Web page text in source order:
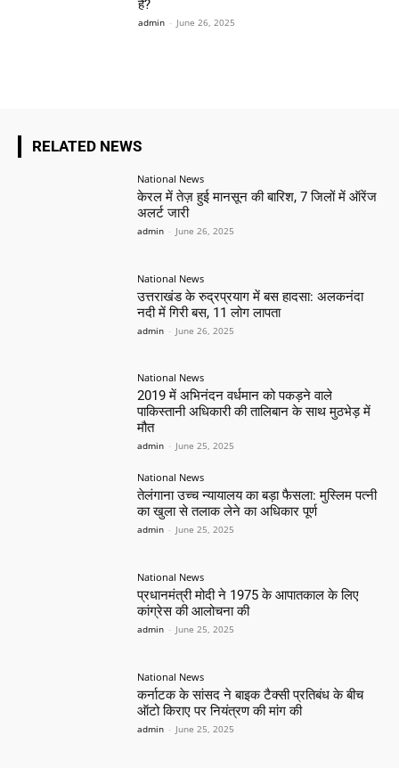
हैं?
admin - June 26, 2025
RELATED NEWS
National News
केरल में तेज़ हुई मानसून की बारिश, 7 जिलों में ऑरेंज
अलर्ट जारी
admin - June 26, 2025
National News
उत्तराखंड के रुद्रप्रयाग में बस हादसा: अलकनंदा
नदी में गिरी बस, 11 लोग लापता
admin - June 26, 2025
National News
2019 में अभिनंदन वर्धमान को पकड़ने वाले
पाकिस्तानी अधिकारी की तालिबान के साथ मुठभेड़ में
मौत
admin - June 25, 2025
National News
तेलंगाना उच्च न्यायालय का बड़ा फैसला: मुस्लिम पत्नी
का खुला से तलाक लेने का अधिकार पूर्ण
admin - June 25, 2025
National News
प्रधानमंत्री मोदी ने 1975 के आपातकाल के लिए
कांग्रेस की आलोचना की
admin - June 25, 2025
National News
कर्नाटक के सांसद ने बाइक टैक्सी प्रतिबंध के बीच
ऑटो किराए पर नियंत्रण की मांग की
admin - June 25, 2025